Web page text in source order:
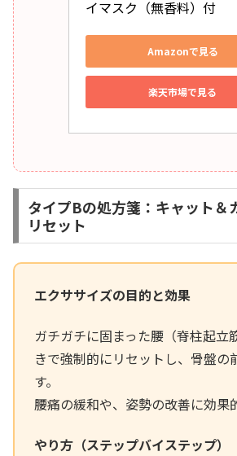
イマスク（無香料）付
Amazonで見る
楽天市場で見る
タイプBの処方箋：キャット＆
リセット
エクササイズの目的と効果
ガチガチに固まった腰（脊柱起立
きで強制的にリセットし、骨盤の
す。
腰痛の緩和や、姿勢の改善に効果
やり方（ステップバイステップ）